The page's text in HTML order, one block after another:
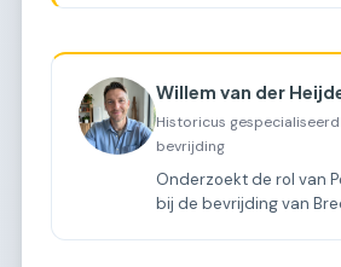
Willem van der
Historicus gespecialiseerd
bevrijding
Onderzoekt de rol van
bij de bevrijding van